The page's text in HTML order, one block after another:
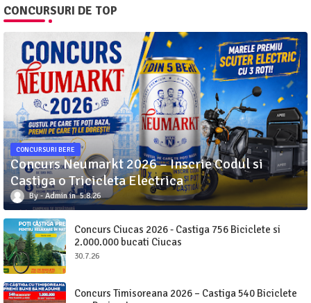
CONCURSURI DE TOP
CONCURSURI BERE
Concurs Neumarkt 2026 – Inscrie Codul si
Castiga o Tricicleta Electrica
Admin 5.8.26
Concurs Ciucas 2026 - Castiga 756 Biciclete si
2.000.000 bucati Ciucas
30.7.26
Concurs Timisoreana 2026 – Castiga 540 Biciclete